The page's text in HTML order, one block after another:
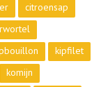
citroensap
kipfilet
komijn